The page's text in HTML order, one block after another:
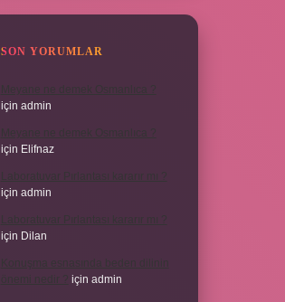
SON YORUMLAR
için admin
için Elifnaz
Laboratuvar Pırlantası kararır mı ?
için admin
Laboratuvar Pırlantası kararır mı ?
için Dilan
Konuşma esnasında beden dilinin
için admin